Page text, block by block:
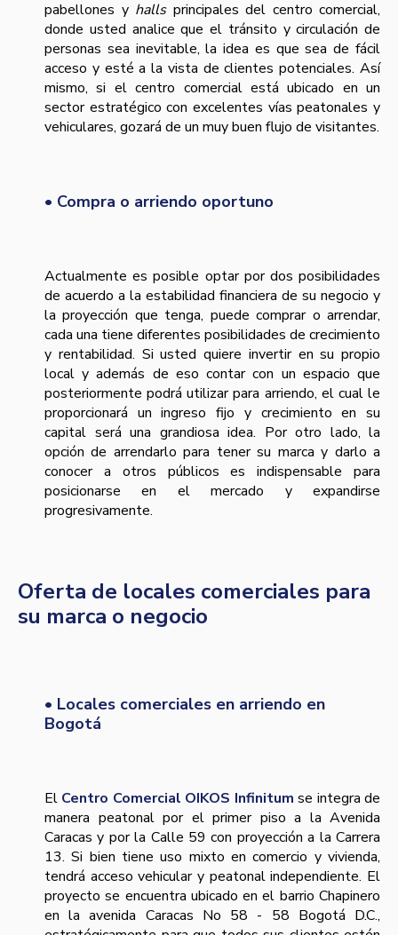
pabellones y hallsprincipales del centro comercial,
donde usted analice que el tránsito y circulación de
personas sea inevitable, la idea es que sea de fácil
acceso y esté a la vista de clientes potenciales. Así
mismo, si el centro comercial está ubicado en un
sector estratégico con excelentes vías peatonales y
vehiculares, gozará de un muy buen flujo de visitantes.
• Compra o arriendo oportuno
Actualmente es posible optar por dos posibilidades
de acuerdo a la estabilidad financiera de su negocio y
la proyección que tenga, puede comprar o arrendar,
cada una tiene diferentes posibilidades de crecimiento
y rentabilidad. Si usted quiere invertir en su propio
local y además de eso contar con un espacio que
posteriormente podrá utilizar para arriendo, el cual le
proporcionará un ingreso fijo y crecimiento en su
capital será una grandiosa idea. Por otro lado, la
opción de arrendarlo para tener su marca y darlo a
conocer a otros públicos es indispensable para
posicionarse en el mercado y expandirse
progresivamente.
Oferta de locales comerciales para
su marca o negocio
• Locales comerciales en arriendo en
Bogotá
El Centro Comercial OIKOS Infinitum se integra de
manera peatonal por el primer piso a la Avenida
Caracas y por la Calle 59 con proyección a la Carrera
13. Si bien tiene uso mixto en comercio y vivienda,
tendrá acceso vehicular y peatonal independiente. El
proyecto se encuentra ubicado en el barrio Chapinero
en la avenida Caracas No 58 - 58 Bogotá D.C.,